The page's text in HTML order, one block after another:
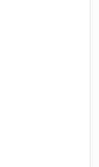
送信しま